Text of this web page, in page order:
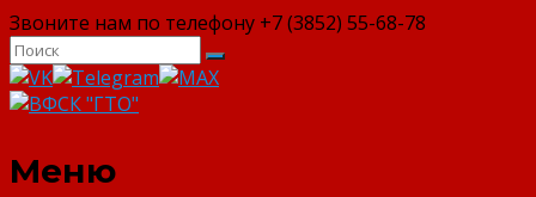
Звоните нам по телефону +7 (3852) 55-68-78
ВФСК "ГТО"
Меню